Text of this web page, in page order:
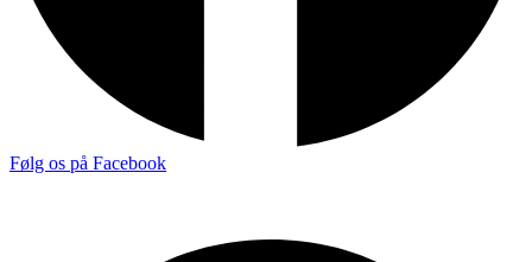
Følg os på Facebook